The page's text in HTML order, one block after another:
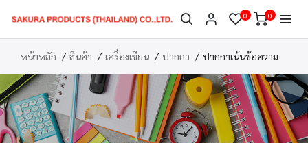
0 0
หน้าหลัก สินค้า เครื่องเขียน ปากกา ปากกาเน้นข้อความ